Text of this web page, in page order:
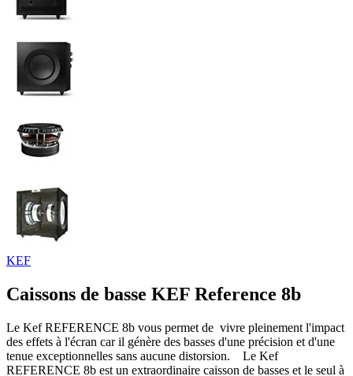
KEF
Caissons de basse KEF Reference 8b
Le Kef REFERENCE 8b vous permet de vivre pleinement l'impact
des effets à l'écran car il génère des basses d'une précision et d'une
tenue exceptionnelles sans aucune distorsion. Le Kef
REFERENCE 8b est un extraordinaire caisson de basses et le seul à